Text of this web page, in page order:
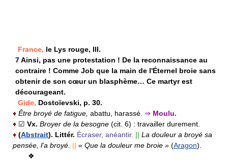
France, le Lys rouge, III.
7Ainsi, pas une protestation ! De la reconnaissance au
contraire ! Comme Job que la main de l'Éternel broie sans
obtenir de son cœur un blasphème… Ce martyr est
décourageant.
Gide, Dostoïevski, p. 30.
♦ Être broyé de fatigue, abattu, harassé. ⇒ Moulu.
♦ ☑ Vx. Broyer de la besogne (cit. 6) : travailler durement.
♦ (Abstrait). Littér. Écraser, anéantir. || La douleur a broyé sa
pensée, l'a broyé. || « Que la douleur me broie » (Aragon).
❖